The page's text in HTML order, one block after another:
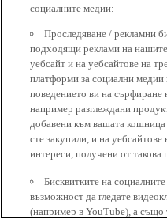
социалните медии:
Проследяване / рекламни
подходящи реклами на
уебсайт и на уебсайтове на
платформи за социални медии
поведението ви на сърфиране
например разглеждани
добавени към вашата кошница
сте закупили, и на
интереси, получени от такова
Бисквитките на
възможност да гледате
(например в YouTube), а също